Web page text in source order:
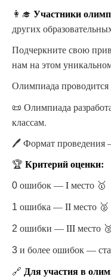
👩‍🎓 Участники
других
Подчеркните свою
нам на этом
Олимпиада проводится
📜 Олимпиада
классам.
🖊️ Формат проведения
🏆 Критерий оценки:
0 ошибок — I место 🥇
1 ошибка — II место 🥈
2 ошибки — III место 🥉
3 и более ошибок —
🔗 Для участия в